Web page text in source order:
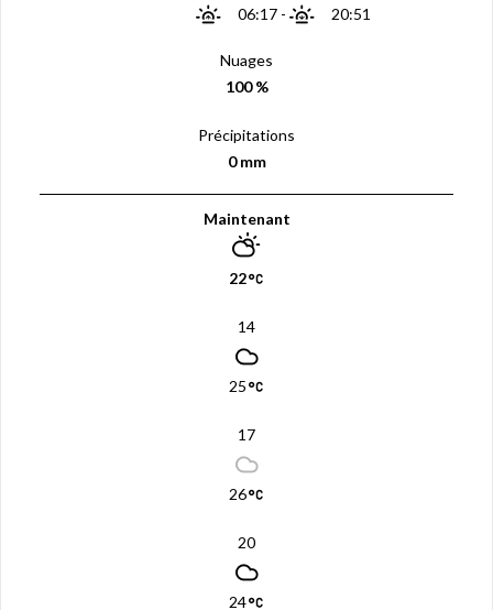
06:17- 20:51
Nuages
100 %
Précipitations
0 mm
Maintenant
22
14
25
17
26
20
24